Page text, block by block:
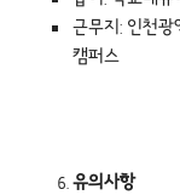
근무지: 인천광
캠퍼스
유의사항